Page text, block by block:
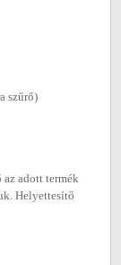
szűrő)
az adott termék
Helyettesítő